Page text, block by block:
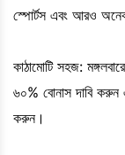
স্পোর্টস এবং আরও
কাঠামোটি সহজ:
৬০% বোনাস দাবি করুন
করুন।